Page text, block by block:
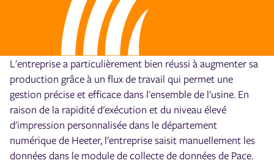
L'entreprise a particulièrement bien réussi à augmenter sa
production grâce à un flux de travail qui permet une
gestion précise et efficace dans l'ensemble de l'usine. En
raison de la rapidité d'exécution et du niveau élevé
d'impression personnalisée dans le département
numérique de Heeter, l'entreprise saisit manuellement les
données dans le module de collecte de données de Pace.